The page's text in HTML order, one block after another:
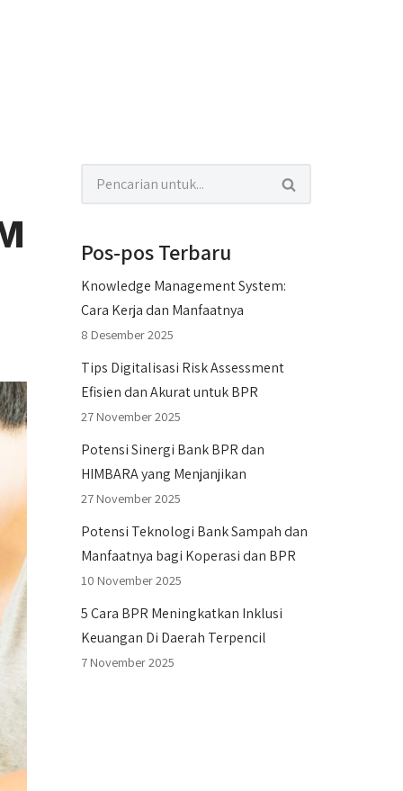
Pos-pos Terbaru
Knowledge Management System:
Cara Kerja dan Manfaatnya
8 Desember 2025
Tips Digitalisasi Risk Assessment
Efisien dan Akurat untuk BPR
27 November 2025
Potensi Sinergi Bank BPR dan
HIMBARA yang Menjanjikan
27 November 2025
Potensi Teknologi Bank Sampah dan
Manfaatnya bagi Koperasi dan BPR
10 November 2025
5 Cara BPR Meningkatkan Inklusi
Keuangan Di Daerah Terpencil
7 November 2025